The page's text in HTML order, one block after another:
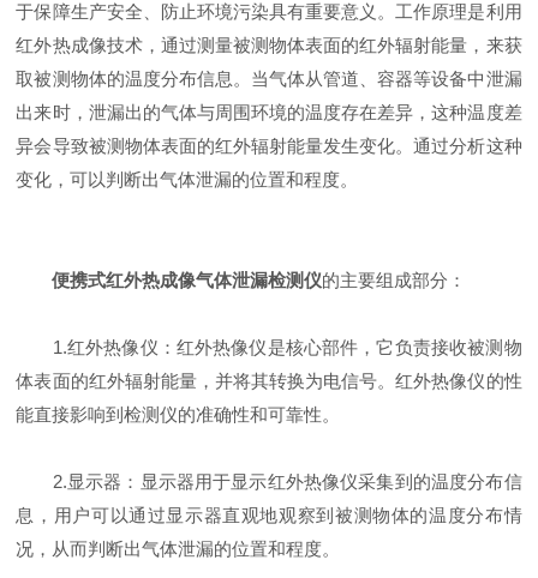
于保障生产安全、防止环境污染具有重要意义。工作原理是利用
红外热成像技术，通过测量被测物体表面的红外辐射能量，来获
取被测物体的温度分布信息。当气体从管道、容器等设备中泄漏
出来时，泄漏出的气体与周围环境的温度存在差异，这种温度差
异会导致被测物体表面的红外辐射能量发生变化。通过分析这种
变化，可以判断出气体泄漏的位置和程度。
便携式红外热成像气体泄漏检测仪的主要组成部分：
1.红外热像仪：红外热像仪是核心部件，它负责接收被测物
体表面的红外辐射能量，并将其转换为电信号。红外热像仪的性
能直接影响到检测仪的准确性和可靠性。
2.显示器：显示器用于显示红外热像仪采集到的温度分布信
息，用户可以通过显示器直观地观察到被测物体的温度分布情
况，从而判断出气体泄漏的位置和程度。